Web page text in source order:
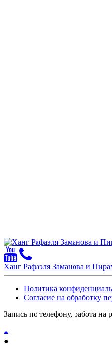
Ханг Рафаэля Заманова и
Политика
Согласие на обработку
Запись по телефону, работа на
●